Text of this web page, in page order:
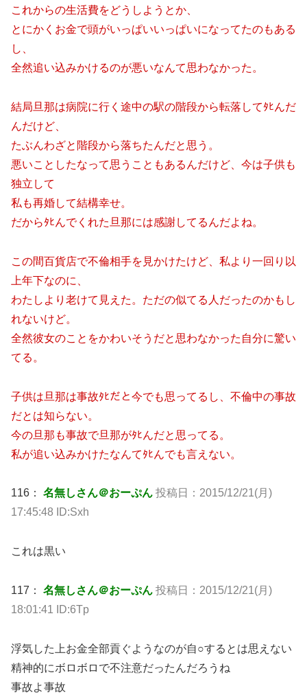
これからの生活費をどうしようとか、
とにかくお金で頭がいっぱいいっぱいになってたのもある
し、
全然追い込みかけるのが悪いなんて思わなかった。
結局旦那は病院に行く途中の駅の階段から転落してﾀﾋんだ
んだけど、
たぶんわざと階段から落ちたんだと思う。
悪いことしたなって思うこともあるんだけど、今は子供も
独立して
私も再婚して結構幸せ。
だからﾀﾋんでくれた旦那には感謝してるんだよね。
この間百貨店で不倫相手を見かけたけど、私より一回り以
上年下なのに、
わたしより老けて見えた。ただの似てる人だったのかもし
れないけど。
全然彼女のことをかわいそうだと思わなかった自分に驚い
てる。
子供は旦那は事故ﾀﾋだと今でも思ってるし、不倫中の事故
だとは知らない。
今の旦那も事故で旦那がﾀﾋんだと思ってる。
私が追い込みかけたなんてﾀﾋんでも言えない。
116： 名無しさん＠おーぷん 投稿日：2015/12/21(月)
17:45:48 ID:Sxh
これは黒い
117： 名無しさん＠おーぷん 投稿日：2015/12/21(月)
18:01:41 ID:6Tp
浮気した上お金全部貢ぐようなのが自○するとは思えない
精神的にボロボロで不注意だったんだろうね
事故よ事故